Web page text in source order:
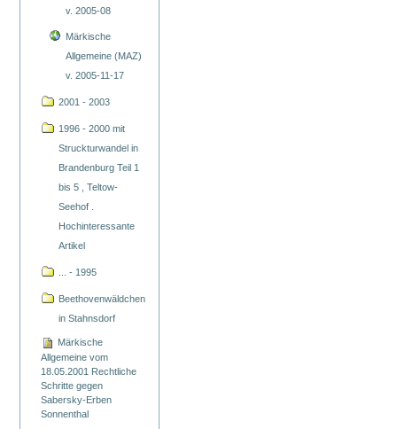
v. 2005-08
Märkische
Allgemeine (MAZ)
v. 2005-11-17
2001 - 2003
1996 - 2000 mit
Struckturwandel in
Brandenburg Teil 1
bis 5 , Teltow-
Seehof .
Hochinteressante
Artikel
... - 1995
Beethovenwäldchen
in Stahnsdorf
Märkische
Allgemeine vom
18.05.2001 Rechtliche
Schritte gegen
Sabersky-Erben
Sonnenthal